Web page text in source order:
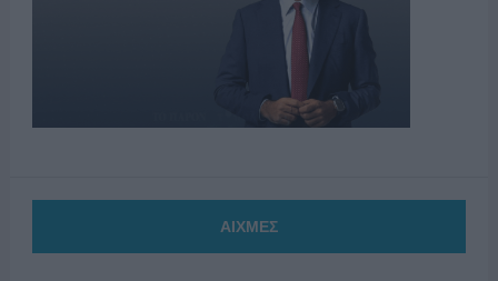
ΑΙΧΜΕΣ